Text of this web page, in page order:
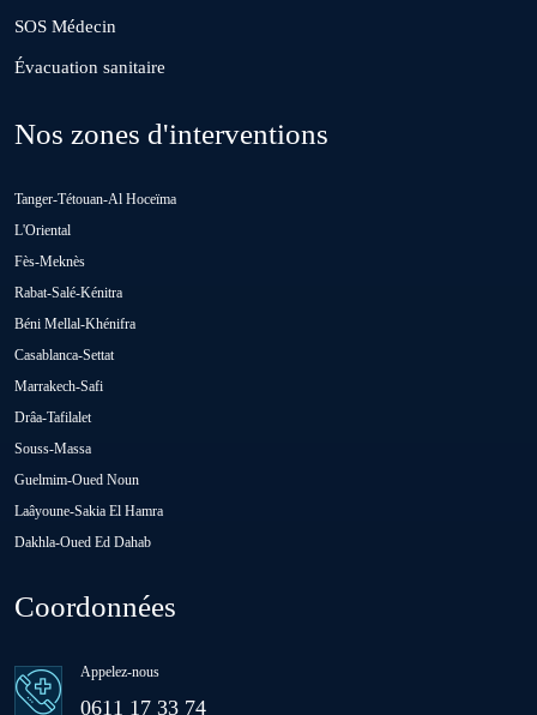
Khouribga
Loulad
Oulad H'Riz Sahel
Oulad Saïd
Ras El Aïn
SOS Médecin
Évacuation sanitaire
Nos zones d'interventions
Tanger-Tétouan-Al Hoceïma
L'Oriental
Fès-Meknès
Rabat-Salé-Kénitra
Béni Mellal-Khénifra
Casablanca-Settat
Marrakech-Safi
Drâa-Tafilalet
Souss-Massa
Guelmim-Oued Noun
Laâyoune-Sakia El Hamra
Dakhla-Oued Ed Dahab
Coordonnées
Appelez-nous
0611 17 33 74